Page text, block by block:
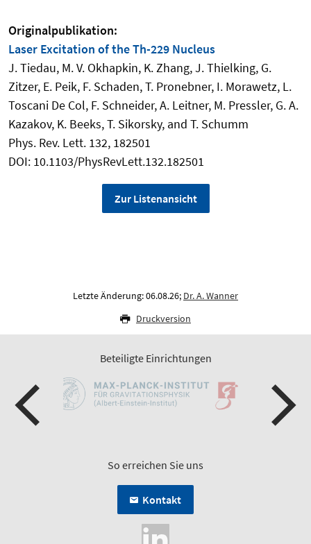
Originalpublikation:
Laser Excitation of the Th-229 Nucleus
J. Tiedau, M. V. Okhapkin, K. Zhang, J. Thielking, G.
Zitzer, E. Peik, F. Schaden, T. Pronebner, I. Morawetz, L.
Toscani De Col, F. Schneider, A. Leitner, M. Pressler, G. A.
Kazakov, K. Beeks, T. Sikorsky, and T. Schumm
Phys. Rev. Lett. 132, 182501
DOI: 10.1103/PhysRevLett.132.182501
Zur Listenansicht
Letzte Änderung: 06.08.26; Dr. A. Wanner
Druckversion
Beteiligte Einrichtungen
So erreichen Sie uns
Kontakt